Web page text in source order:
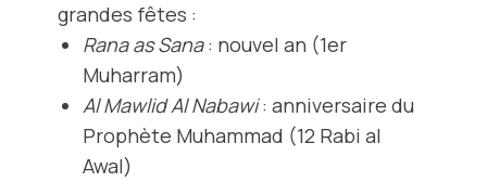
grandes fêtes :
Rana as Sana: nouvel an (1er
Muharram)
Al Mawlid Al Nabawi: anniversaire du
Prophète Muhammad (12 Rabi al
Awal)